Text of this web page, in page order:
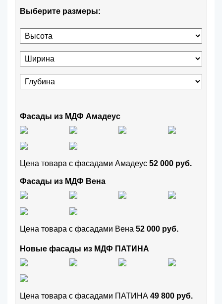
Выберите размеры:
Фасады из МДФ Амадеус
Цена товара с фасадами Амадеус 52 000 руб.
Фасады из МДФ Вена
Цена товара с фасадами Вена 52 000 руб.
Новые фасады из МДФ ПАТИНА
Цена товара с фасадами ПАТИНА 49 800 руб.